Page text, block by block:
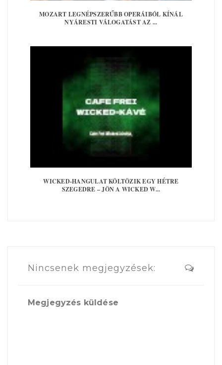
MOZART LEGNÉPSZERŰBB OPERÁIBÓL KÍNÁL
NYÁRESTI VÁLOGATÁST AZ ...
WICKED-HANGULAT KÖLTÖZIK EGY HÉTRE
SZEGEDRE – JÖN A WICKED W...
Nincsenek megjegyzések:
Megjegyzés küldése